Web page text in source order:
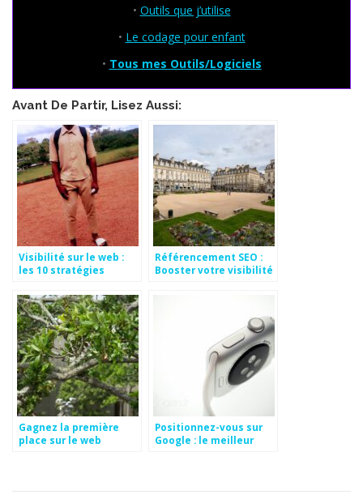
• Outils que j’utilise
• Le codage pour enfant
• Tous mes Outils/Logiciels
Avant De Partir, Lisez Aussi:
Visibilité sur le web :
les 10 stratégies
Référencement SEO :
Booster votre visibilité
Gagnez la première
place sur le web
Positionnez-vous sur
Google : le meilleur